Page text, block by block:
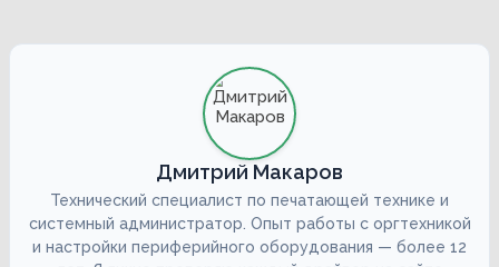
Дмитрий Макаров
Технический специалист по печатающей технике и
системный администратор. Опыт работы с оргтехникой
и настройки периферийного оборудования — более 12